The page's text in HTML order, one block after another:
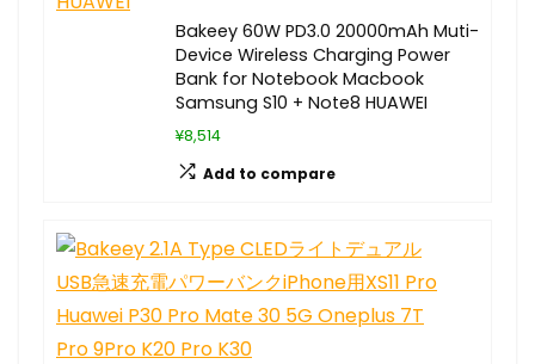
Bakeey 60W PD3.0 20000mAh Muti-
Device Wireless Charging Power
Bank for Notebook Macbook
Samsung S10 + Note8 HUAWEI
¥8,514
Add to compare